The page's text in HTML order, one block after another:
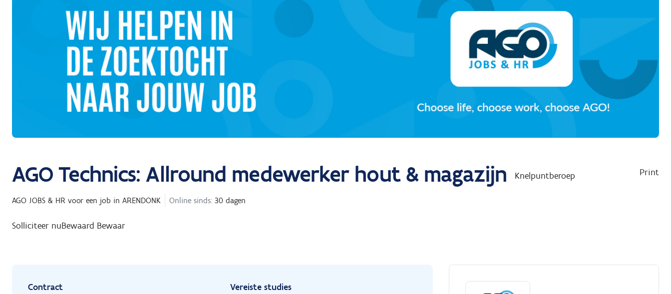
AGO Technics: Allround medewerker hout & magazijn Knelpuntberoep Print
AGO JOBS & HR voor een job in ARENDONK Online sinds: 30 dagen
Solliciteer nuBewaard Bewaar
Contract
Vereiste studies